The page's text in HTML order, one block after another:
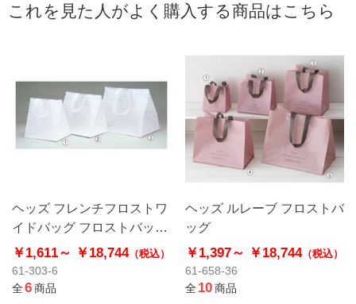
これを見た人がよく購入する商品はこちら
ヘッズ フレンチフロストワ
イドバッグ フロストバッグ
マチ幅ワイドタイプ
￥1,611～ ￥18,744（税込）
61-303-6
全6商品
ヘッズ ルレーブ フロストバ
ッグ
￥1,397～ ￥18,744（税込）
61-658-36
全10商品